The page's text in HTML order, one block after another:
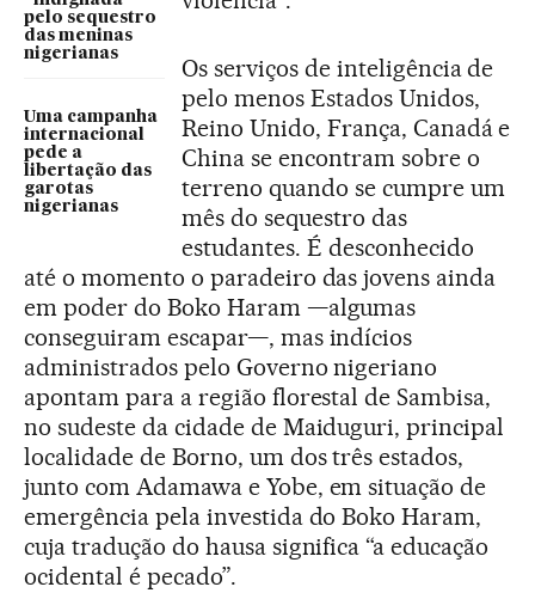
pelo sequestro
das meninas
nigerianas
Uma campanha
internacional
pede a
libertação das
garotas
nigerianas
Os serviços de inteligência de
pelo menos Estados Unidos,
Reino Unido, França, Canadá e
China se encontram sobre o
terreno quando se cumpre um
mês do sequestro das
estudantes. É desconhecido
até o momento o paradeiro das jovens ainda
em poder do Boko Haram —algumas
conseguiram escapar—, mas indícios
administrados pelo Governo nigeriano
apontam para a região florestal de Sambisa,
no sudeste da cidade de Maiduguri, principal
localidade de Borno, um dos três estados,
junto com Adamawa e Yobe, em situação de
emergência pela investida do Boko Haram,
cuja tradução do hausa significa “a educação
ocidental é pecado”.